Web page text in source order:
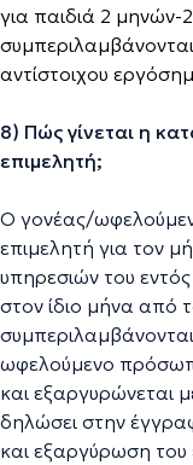
για παιδιά 2
αντίστοιχου
8) Πώς γίνεται η
επιμελητή;
Ο γονέας/
επιμελητή για τον
υπηρεσιών του
στον ίδιο μήνα από
συμπεριλαμβάνονται
ωφελούμενο
και εξαργυρώνεται
δηλώσει στην
και εξαργύρωση